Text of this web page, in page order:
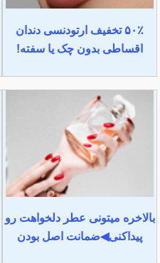
۵۰٪ تخفیف ارتودنسی دندان
اقساطی بدون چک یا سفته!
بالاخره میتونی عطر دلخواهت رو
پیداکنی◀ضمانت اصل بودن